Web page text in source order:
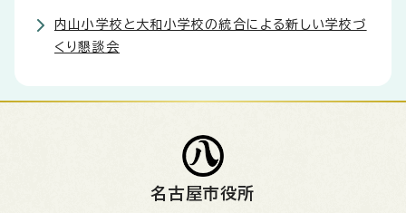
内山小学校と大和小学校の統合による新しい学校づ
くり懇談会
名古屋市役所